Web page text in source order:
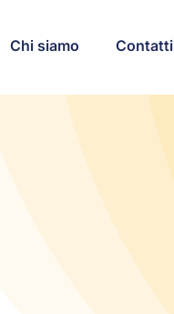
Chi siamo Contatti